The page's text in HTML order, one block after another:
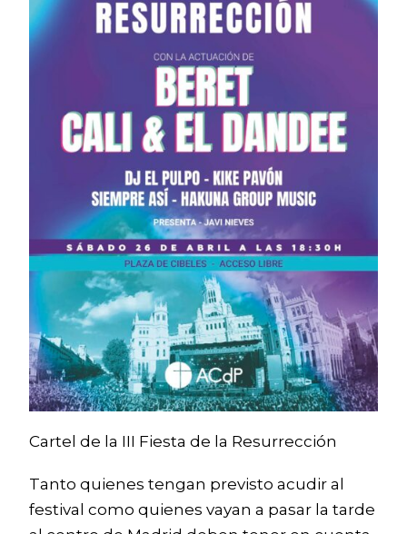
Cartel de la III Fiesta de la Resurrección
Tanto quienes tengan previsto acudir al
festival como quienes vayan a pasar la tarde